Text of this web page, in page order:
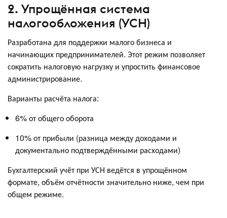
2. Упрощённая система
налогообложения (УСН)
Разработана для поддержки малого бизнеса и
начинающих предпринимателей. Этот режим позволяет
сократить налоговую нагрузку и упростить финансовое
администрирование.
Варианты расчёта налога:
6% от общего оборота
10% от прибыли (разница между доходами и
документально подтверждёнными расходами)
Бухгалтерский учёт при УСН ведётся в упрощённом
формате, объём отчётности значительно ниже, чем при
общем режиме.